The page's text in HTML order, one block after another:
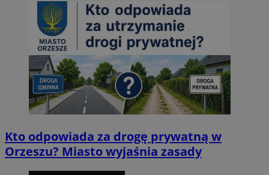
Kto odpowiada za drogę prywatną w
Orzeszu? Miasto wyjaśnia zasady